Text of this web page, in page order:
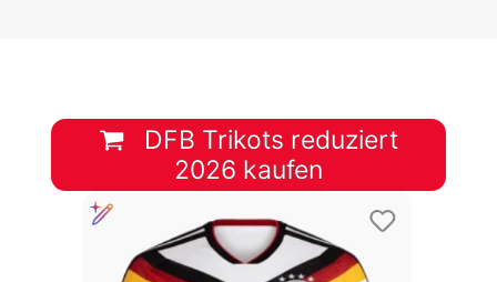
DFB Trikots reduziert
2026 kaufen